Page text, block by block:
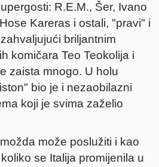
R.E.M., Šer, Ivano
Kareras i ostali, "pravi" i
briljantnim
komičara Teo Teokolija i
zaista mnogo. U holu
bio je i nezaobilazni
koji je svima zaželio
može poslužiti i kao
se Italija promijenila u